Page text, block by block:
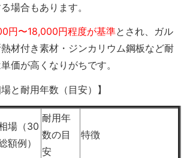
場合もあります。
円〜18,000円程度が基準とされ、ガル
材付き素材・ジンカリウム鋼板など耐
価が高くなりがちです。
と耐用年数（目安）】
場（30
額例）
耐用年
数の目
安
特徴